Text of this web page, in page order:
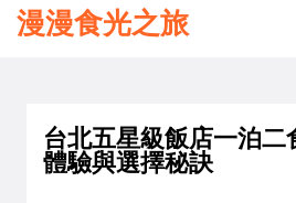
漫漫食光之旅
台北五星級飯店一泊
體驗與選擇秘訣